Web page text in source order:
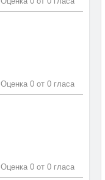
Оценка 0 от 0 гласа
Оценка 0 от 0 гласа